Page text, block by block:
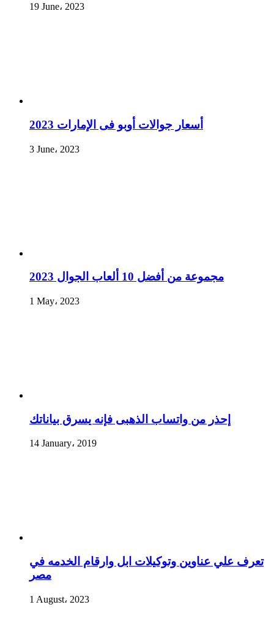
19 June، 2023
أسعار جوالات أوبو فى الإمارات 2023
3 June، 2023
مجموعة من أفضل 10 ألعاب الجوال 2023
1 May، 2023
إحذر من واتساب الذهبى فإنه يسرق بياناتك
14 January، 2019
تعرف علي عناوين وتوكيلات ابل وارقام الخدمه في
مصر
1 August، 2023